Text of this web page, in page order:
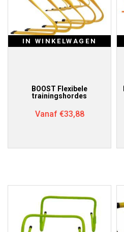
IN WINKELWAGEN
BOOST Flexibele
trainingshordes
Vanaf €33,88